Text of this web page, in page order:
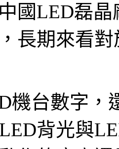
國LED磊
長期來看
機台數字，
背光與